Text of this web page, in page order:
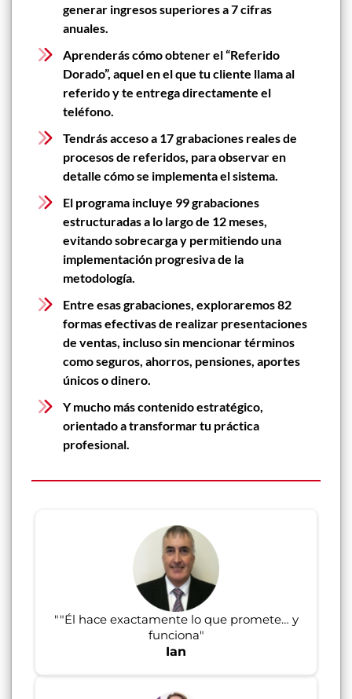
generar ingresos superiores a 7 cifras
anuales.
Aprenderás cómo obtener el “Referido
Dorado”, aquel en el que tu cliente llama al
referido y te entrega directamente el
teléfono.
Tendrás acceso a 17 grabaciones reales de
procesos de referidos, para observar en
detalle cómo se implementa el sistema.
El programa incluye 99 grabaciones
estructuradas a lo largo de 12 meses,
evitando sobrecarga y permitiendo una
implementación progresiva de la
metodología.
Entre esas grabaciones, exploraremos 82
formas efectivas de realizar presentaciones
de ventas, incluso sin mencionar términos
como seguros, ahorros, pensiones, aportes
únicos o dinero.
Y mucho más contenido estratégico,
orientado a transformar tu práctica
profesional.
""Él hace exactamente lo que promete… y
funciona"
Ian